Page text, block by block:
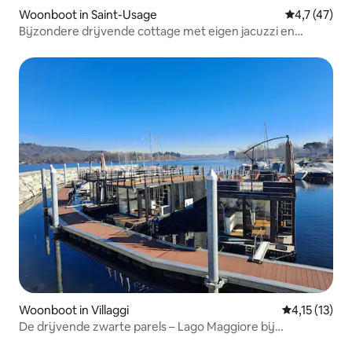
Woonboot in Saint-Usage
4,7 (47)
Bijzondere drijvende cottage met eigen jacuzzi en
Woonboot in Villaggi Gemiddelde
4,15 (13)
De drijvende zwarte parels – Lago Maggiore bij